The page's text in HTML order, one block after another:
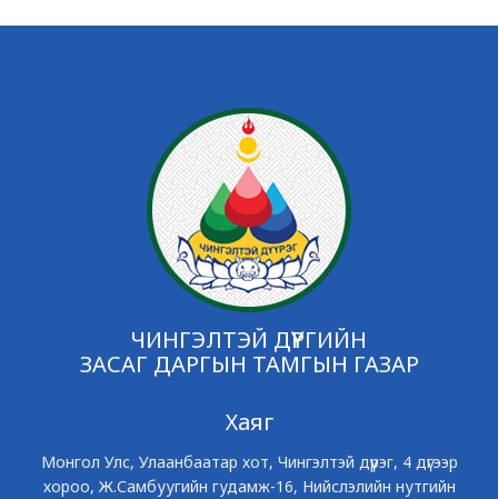
ЧИНГЭЛТЭЙ ДҮҮРГИЙН
ЗАСАГ ДАРГЫН ТАМГЫН ГАЗАР
Хаяг
Монгол Улс, Улаанбаатар хот, Чингэлтэй дүүрэг, 4 дүгээр
хороо, Ж.Самбуугийн гудамж-16, Нийслэлийн нутгийн